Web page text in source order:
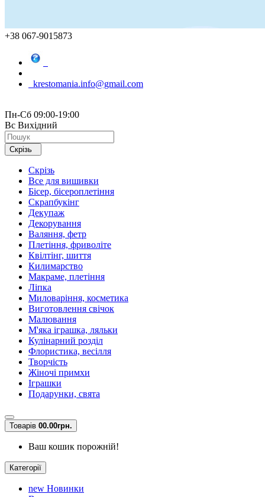
+38 067-9015873
krestomania.info@gmail.com
Пн-Сб 09:00-19:00
Вс Вихідний
Скрізь
Скрізь
Все для вишивки
Бісер, бісероплетіння
Скрапбукінг
Декупаж
Декорування
Валяння, фетр
Плетіння, фриволіте
Квілтінг, шиття
Килимарство
Макраме, плетіння
Ліпка
Миловаріння, косметика
Виготовлення свічок
Малювання
М'яка іграшка, ляльки
Кулінарний розділ
Флористика, весілля
Творчість
Жіночі примхи
Іграшки
Подарунки, свята
Товарів 00.00грн.
Ваш кошик порожній!
Категорії
new Новинки